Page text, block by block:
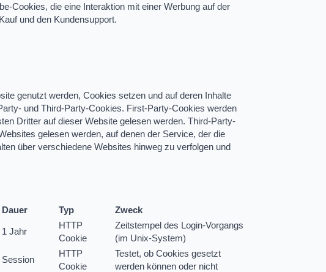
Cookies, die eine Interaktion mit einer Werbung auf der
und den Kundensupport.
genutzt werden, Cookies setzen und auf deren Inhalte
und Third-Party-Cookies. First-Party-Cookies werden
Dritter auf dieser Website gelesen werden. Third-Party-
gelesen werden, auf denen der Service, der die
über verschiedene Websites hinweg zu verfolgen und
Dauer Typ Zweck
1 Jahr
HTTP
Cookie
Zeitstempel des Login-Vorgangs
(im Unix-System)
Session
HTTP
Cookie
Testet, ob Cookies gesetzt
werden können oder nicht